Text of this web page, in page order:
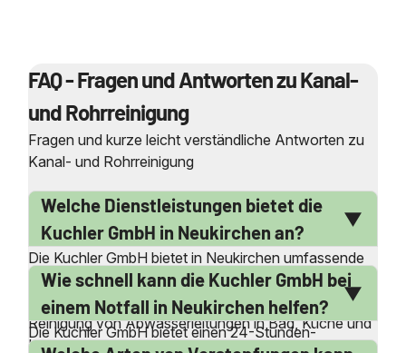
FAQ - Fragen und Antworten zu Kanal-
und Rohrreinigung
Fragen und kurze leicht verständliche Antworten zu
Kanal- und Rohrreinigung
Welche Dienstleistungen bietet die
Kuchler GmbH in Neukirchen an?
Die Kuchler GmbH bietet in Neukirchen umfassende
Dienstleistungen rund um die Kanal- und
Rohrreinigung an. Dazu gehören die professionelle
Reinigung von Abwasserleitungen in Bad, Küche und
Keller sowie die Beseitigung von Verstopfungen und
Wie schnell kann die Kuchler GmbH bei
einem Notfall in Neukirchen helfen?
Die Kuchler GmbH bietet einen 24-Stunden-